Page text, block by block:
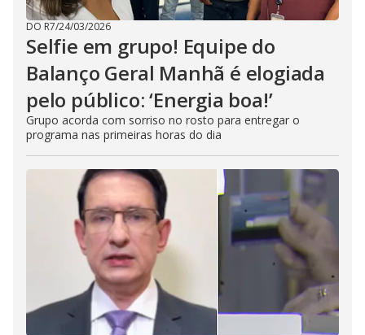
DO R7/24/03/2026
Selfie em grupo! Equipe do
Balanço Geral Manhã é elogiada
pelo público: ‘Energia boa!’
Grupo acorda com sorriso no rosto para entregar o
programa nas primeiras horas do dia